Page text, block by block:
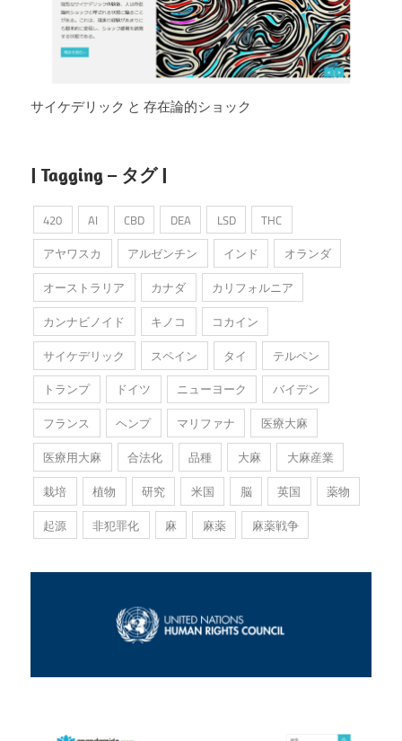
サイケデリック と 存在論的ショック
| Tagging – タグ |
420 AI CBD DEA LSD
THC
アヤワスカ
アルゼンチン インド
オランダ
オーストラリア
カナダ
カリフォルニア
カンナビノイド
キノコ
コカイン
サイケデリック
スペイン タイ
テルペン
トランプ
ドイツ ニューヨーク
バイデン
フランス
ヘンプ マリファナ
医療大麻
医療用大麻
合法化 品種 大麻
大麻産業
栽培
植物 研究 米国 脳 英国
薬物
起源
非犯罪化 麻 麻薬 麻薬戦争